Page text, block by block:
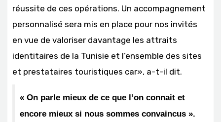
réussite de ces opérations. Un accompagnement
personnalisé sera mis en place pour nos invités
en vue de valoriser davantage les attraits
identitaires de la Tunisie et l’ensemble des sites
et prestataires touristiques car», a-t-il dit.
« On parle mieux de ce que l’on connait et
encore mieux si nous sommes convaincus ».